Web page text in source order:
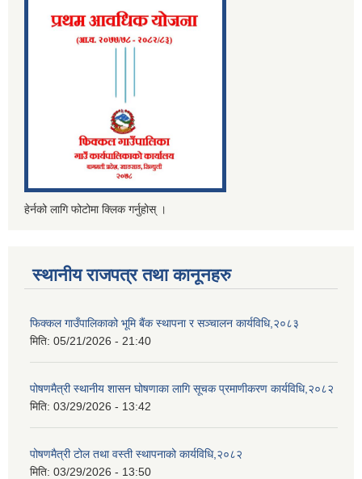
हेर्नको लागि फोटोमा क्लिक गर्नुहोस् ।
स्थानीय राजपत्र तथा कानूनहरु
फिक्‍कल गाउँपालिकाको भूमि बैंक स्थापना र सञ्‍चालन कार्यविधि,२०८३
मिति: 05/21/2026 - 21:40
पोषणमैत्री स्थानीय शासन घोषणाका लागि सूचक प्रमाणीकरण कार्यविधि,२०८२
मिति: 03/29/2026 - 13:42
पोषणमैत्री टोल तथा वस्ती स्थापनाको कार्यविधि,२०८२
मिति: 03/29/2026 - 13:50